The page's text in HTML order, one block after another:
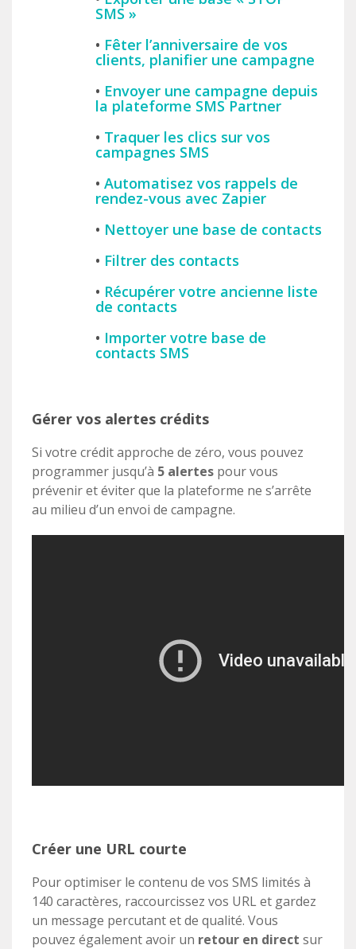
SMS »
• Fêter l’anniversaire de vos
clients, planifier une campagne
• Envoyer une campagne depuis
la plateforme SMS Partner
• Traquer les clics sur vos
campagnes SMS
• Automatisez vos rappels de
rendez-vous avec Zapier
• Nettoyer une base de contacts
• Filtrer des contacts
• Récupérer votre ancienne liste
de contacts
• Importer votre base de
contacts SMS
Gérer vos alertes crédits
Si votre crédit approche de zéro, vous pouvez
programmer jusqu’à 5 alertes pour vous
prévenir et éviter que la plateforme ne s’arrête
au milieu d’un envoi de campagne.
Créer une URL courte
Pour optimiser le contenu de vos SMS limités à
140 caractères, raccourcissez vos URL et gardez
un message percutant et de qualité. Vous
pouvez également avoir un retour en direct sur